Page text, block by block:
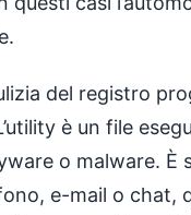
del registro
è un file
o malware. È
e-mail o chat,